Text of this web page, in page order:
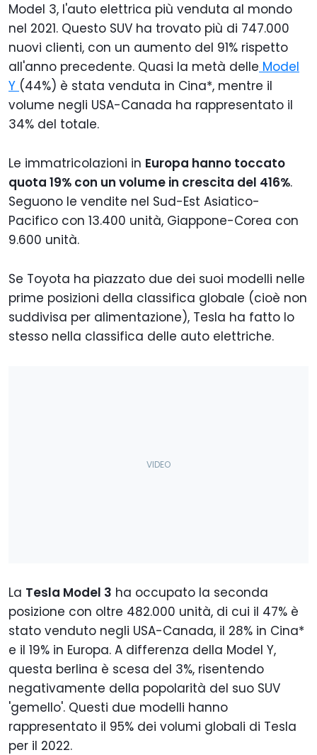
Model 3, l'auto elettrica più venduta al mondo
nel 2021. Questo SUV ha trovato più di 747.000
nuovi clienti, con un aumento del 91% rispetto
all'anno precedente. Quasi la metà delle Model
Y (44%) è stata venduta in Cina*, mentre il
volume negli USA-Canada ha rappresentato il
34% del totale.
Le immatricolazioni in Europa hanno toccato
quota 19% con un volume in crescita del 416%.
Seguono le vendite nel Sud-Est Asiatico-
Pacifico con 13.400 unità, Giappone-Corea con
9.600 unità.
Se Toyota ha piazzato due dei suoi modelli nelle
prime posizioni della classifica globale (cioè non
suddivisa per alimentazione), Tesla ha fatto lo
stesso nella classifica delle auto elettriche.
La Tesla Model 3 ha occupato la seconda
posizione con oltre 482.000 unità, di cui il 47% è
stato venduto negli USA-Canada, il 28% in Cina*
e il 19% in Europa. A differenza della Model Y,
questa berlina è scesa del 3%, risentendo
negativamente della popolarità del suo SUV
'gemello'. Questi due modelli hanno
rappresentato il 95% dei volumi globali di Tesla
per il 2022.